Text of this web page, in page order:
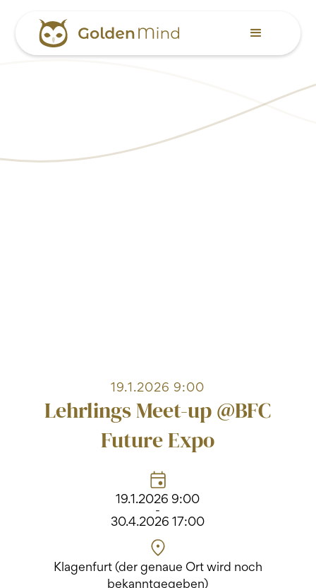
19.1.2026 9:00
Lehrlings Meet-up @BFC
Future Expo
19.1.2026 9:00
-
30.4.2026 17:00
Klagenfurt (der genaue Ort wird noch
bekanntgegeben)